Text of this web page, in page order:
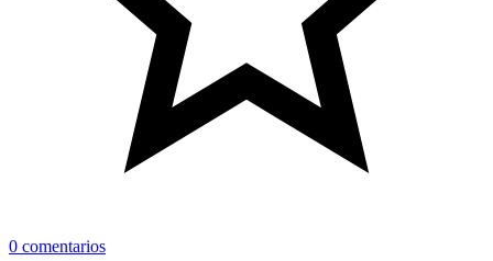
0 comentarios